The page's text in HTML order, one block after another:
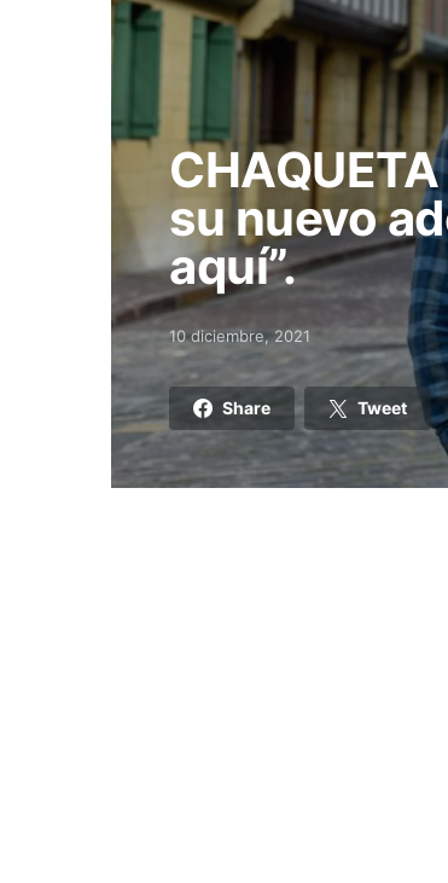
su nuevo
aquí”.
Posted on
10 diciembre, 2021
Share Tweet